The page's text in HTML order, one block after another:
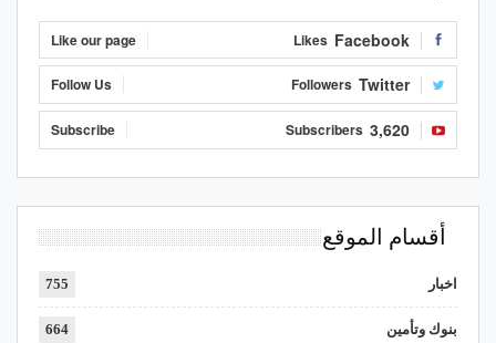
Facebook
Likes
Like our page
Twitter
Followers
Follow Us
3,620
Subscribers
Subscribe
أقسام الموقع
اخبار 755
بنوك وتأمين 664